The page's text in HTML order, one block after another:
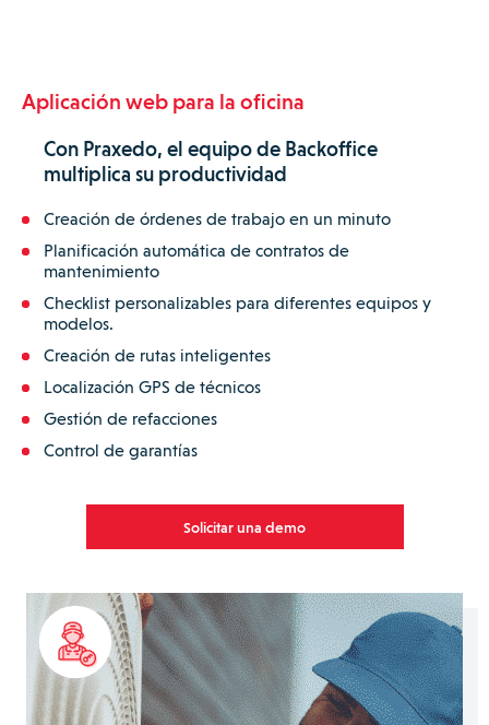
Aplicación web para la oficina
Con Praxedo, el equipo de Backoffice
multiplica su productividad
Creación de órdenes de trabajo en un minuto
Planificación automática de contratos de
mantenimiento
Checklist personalizables para diferentes equipos y
modelos.
Creación de rutas inteligentes
Localización GPS de técnicos
Gestión de refacciones
Control de garantías
Solicitar una demo